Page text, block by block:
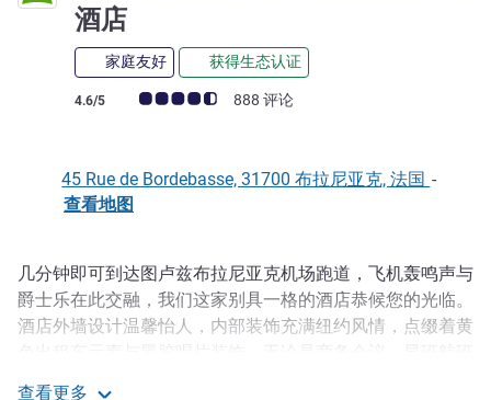
酒店
家庭友好 获得生态认证
客户意见评级 (ALL 评级)
4.6/5 888 评论
45 Rue de Bordebasse, 31700 布拉尼亚克, 法国 -
查看地图
描述
几分钟即可到达图卢兹布拉尼亚克机场跑道，飞机轰鸣声与
爵士乐在此交融，我们这家别具一格的酒店恭候您的光临。
酒店外墙设计温馨怡人，内部装饰充满纽约风情，点缀着黄
查看更多